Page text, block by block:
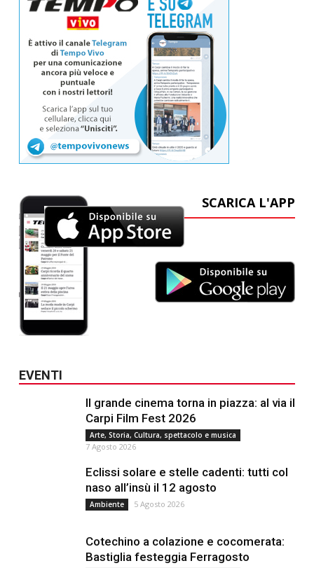
SCARICA L'APP
EVENTI
Il grande cinema torna in piazza: al via il
Carpi Film Fest 2026
Arte, Storia, Cultura, spettacolo e musica
7 Agosto 2026
Eclissi solare e stelle cadenti: tutti col
naso all’insù il 12 agosto
Ambiente 5 Agosto 2026
Cotechino a colazione e cocomerata:
Bastiglia festeggia Ferragosto